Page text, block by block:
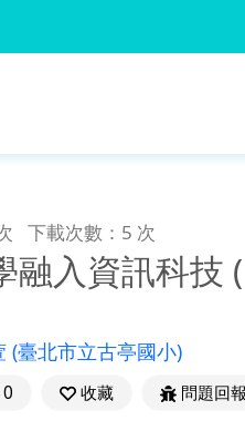
下載次數：5 次
融入資訊科技
(臺北市立古亭國小)
0 收藏 問題回報